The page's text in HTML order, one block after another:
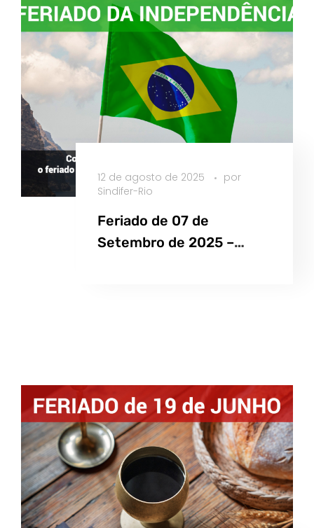
12 de agosto de 2025
por
Sindifer-Rio
Feriado de 07 de
Setembro de 2025 –